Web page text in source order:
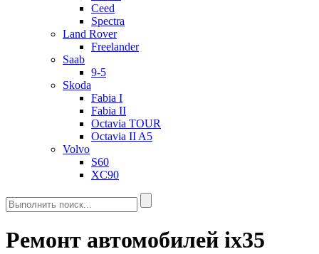
Ceed
Spectra
Land Rover
Freelander
Saab
9-5
Skoda
Fabia I
Fabia II
Octavia TOUR
Octavia II A5
Volvo
S60
XC90
Ремонт автомобилей ix35